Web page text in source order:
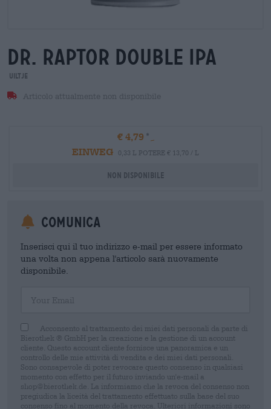
dr. raptor double ipa
Uiltje
Articolo attualmente non disponibile
€ 4,79
EINWEG
0,33 L POTERE € 13,70 / L
Non disponibile
Comunica
Inserisci qui il tuo indirizzo e-mail per essere informato
una volta non appena l'articolo sarà nuovamente
disponibile.
Acconsento al trattamento dei miei dati personali da parte di
Bierothek ® GmbH per la creazione e la gestione di un account
cliente. Questo account cliente fornisce una panoramica e un
controllo delle mie attività di vendita e dei miei dati personali.
Sono consapevole di poter revocare questo consenso in qualsiasi
momento con effetto per il futuro inviando un'e-mail a
shop@bierothek.de. La informiamo che la revoca del consenso non
pregiudica la liceità del trattamento effettuato sulla base del suo
consenso fino al momento della revoca. Ulteriori informazioni sono